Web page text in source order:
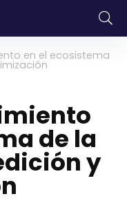
en el ecosistema
de la
y